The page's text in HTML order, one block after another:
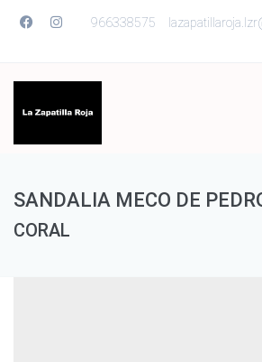
966338575
SANDALIA MECO DE
CORAL